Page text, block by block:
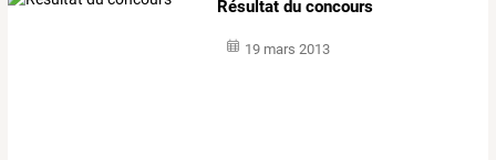
Résultat du concours
19 mars 2013